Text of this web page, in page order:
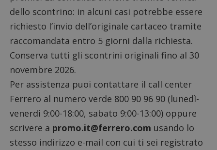
dello scontrino: in alcuni casi potrebbe essere
richiesto l’invio dell’originale cartaceo tramite
raccomandata entro 5 giorni dalla richiesta.
Conserva tutti gli scontrini originali fino al 30
novembre 2026.
Per assistenza puoi contattare il call center
Ferrero al numero verde 800 90 96 90 (lunedì-
venerdì 9:00-18:00, sabato 9:00-13:00) oppure
scrivere a promo.it@ferrero.com usando lo
stesso indirizzo e-mail con cui ti sei registrato